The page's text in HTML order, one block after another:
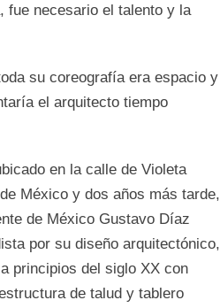
fue necesario el talento y la
su coreografía era espacio y
el arquitecto tiempo
en la calle de Violeta
México y dos años más tarde,
de México Gustavo Díaz
por su diseño arquitectónico,
principios del siglo XX con
de talud y tablero